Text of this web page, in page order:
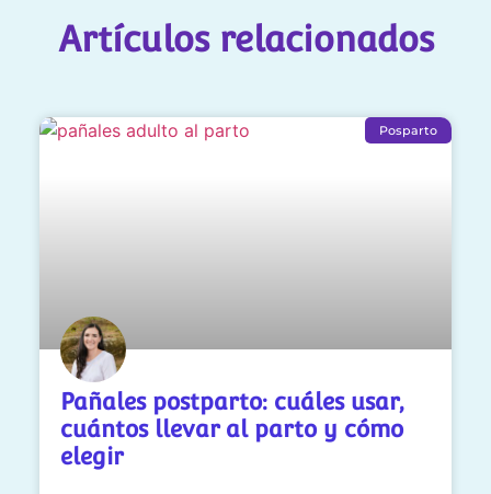
Artículos relacionados
Posparto
Pañales postparto: cuáles usar,
cuántos llevar al parto y cómo
elegir